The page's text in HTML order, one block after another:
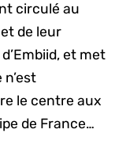
circulé au
de leur
et met
le centre aux
de France…